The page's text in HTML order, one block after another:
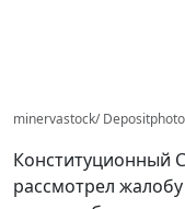
minervastock/
Конституционный
рассмотрел